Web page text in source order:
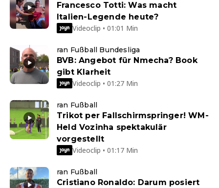
Francesco Totti: Was macht
Italien-Legende heute?
Videoclip • 01:01 Min
ran Fußball Bundesliga
BVB: Angebot für Nmecha? Book
gibt Klarheit
Videoclip • 01:27 Min
ran Fußball
Trikot per Fallschirmspringer! WM-
Held Vozinha spektakulär
vorgestellt
Videoclip • 01:17 Min
ran Fußball
Cristiano Ronaldo: Darum posiert